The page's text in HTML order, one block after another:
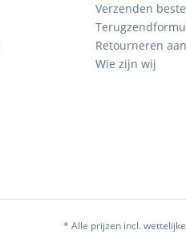
Verzenden
Retourneren
Wie zijn wij
* Alle prijzen incl.